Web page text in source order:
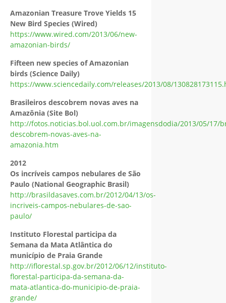
Amazonian Treasure Trove Yields 15
New Bird Species (Wired)
https://www.wired.com/2013/06/new-
amazonian-birds/
Fifteen new species of Amazonian
birds (Science Daily)
https://www.sciencedaily.com/releases/2013/08/
Brasileiros descobrem novas aves na
Amazônia (Site Bol)
http://fotos.noticias.bol.uol.com.br/imagensdodia/2013/05/17/
descobrem-novas-aves-na-
amazonia.htm
2012
Os incríveis campos nebulares de São
Paulo (National Geographic Brasil)
http://brasildasaves.com.br/2012/04/13/os-
incriveis-campos-nebulares-de-sao-
paulo/
Instituto Florestal participa da
Semana da Mata Atlântica do
município de Praia Grande
http://iflorestal.sp.gov.br/2012/06/12/instituto-
florestal-participa-da-semana-da-
mata-atlantica-do-municipio-de-praia-
grande/